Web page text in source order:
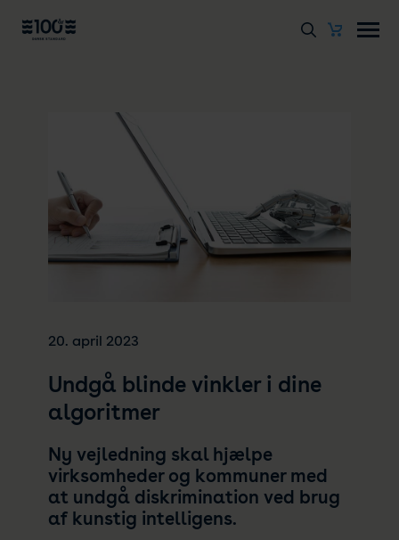
20. april 2023
Undgå blinde vinkler i dine
algoritmer
Ny vejledning skal hjælpe
virksomheder og kommuner med
at undgå diskrimination ved brug
af kunstig intelligens.